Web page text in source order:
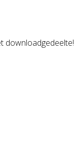
downloadgedeelte!